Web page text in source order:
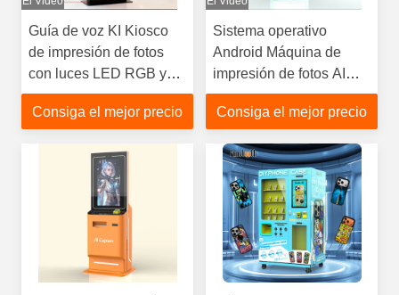
Guía de voz KI Kiosco
de impresión de fotos
con luces LED RGB y
tamaños de impresión
de fotos de 4x6
para impresión rápida de
Consiga el mejor precio
Sistema operativo
Android Máquina de
impresión de fotos AI
con velocidad de
impresión de 1 minuto
Consiga el mejor precio